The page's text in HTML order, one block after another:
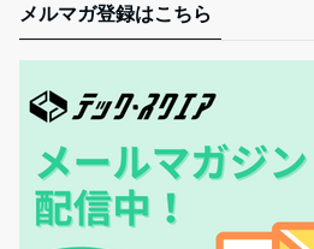
メルマガ登録はこちら